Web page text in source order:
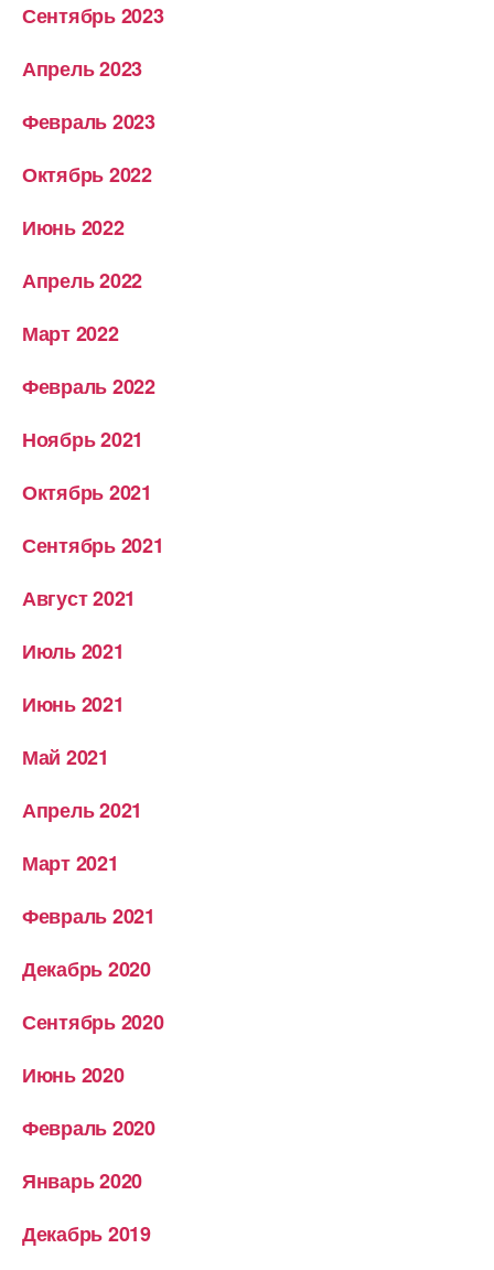
Сентябрь 2023
Апрель 2023
Февраль 2023
Октябрь 2022
Июнь 2022
Апрель 2022
Март 2022
Февраль 2022
Ноябрь 2021
Октябрь 2021
Сентябрь 2021
Август 2021
Июль 2021
Июнь 2021
Май 2021
Апрель 2021
Март 2021
Февраль 2021
Декабрь 2020
Сентябрь 2020
Июнь 2020
Февраль 2020
Январь 2020
Декабрь 2019